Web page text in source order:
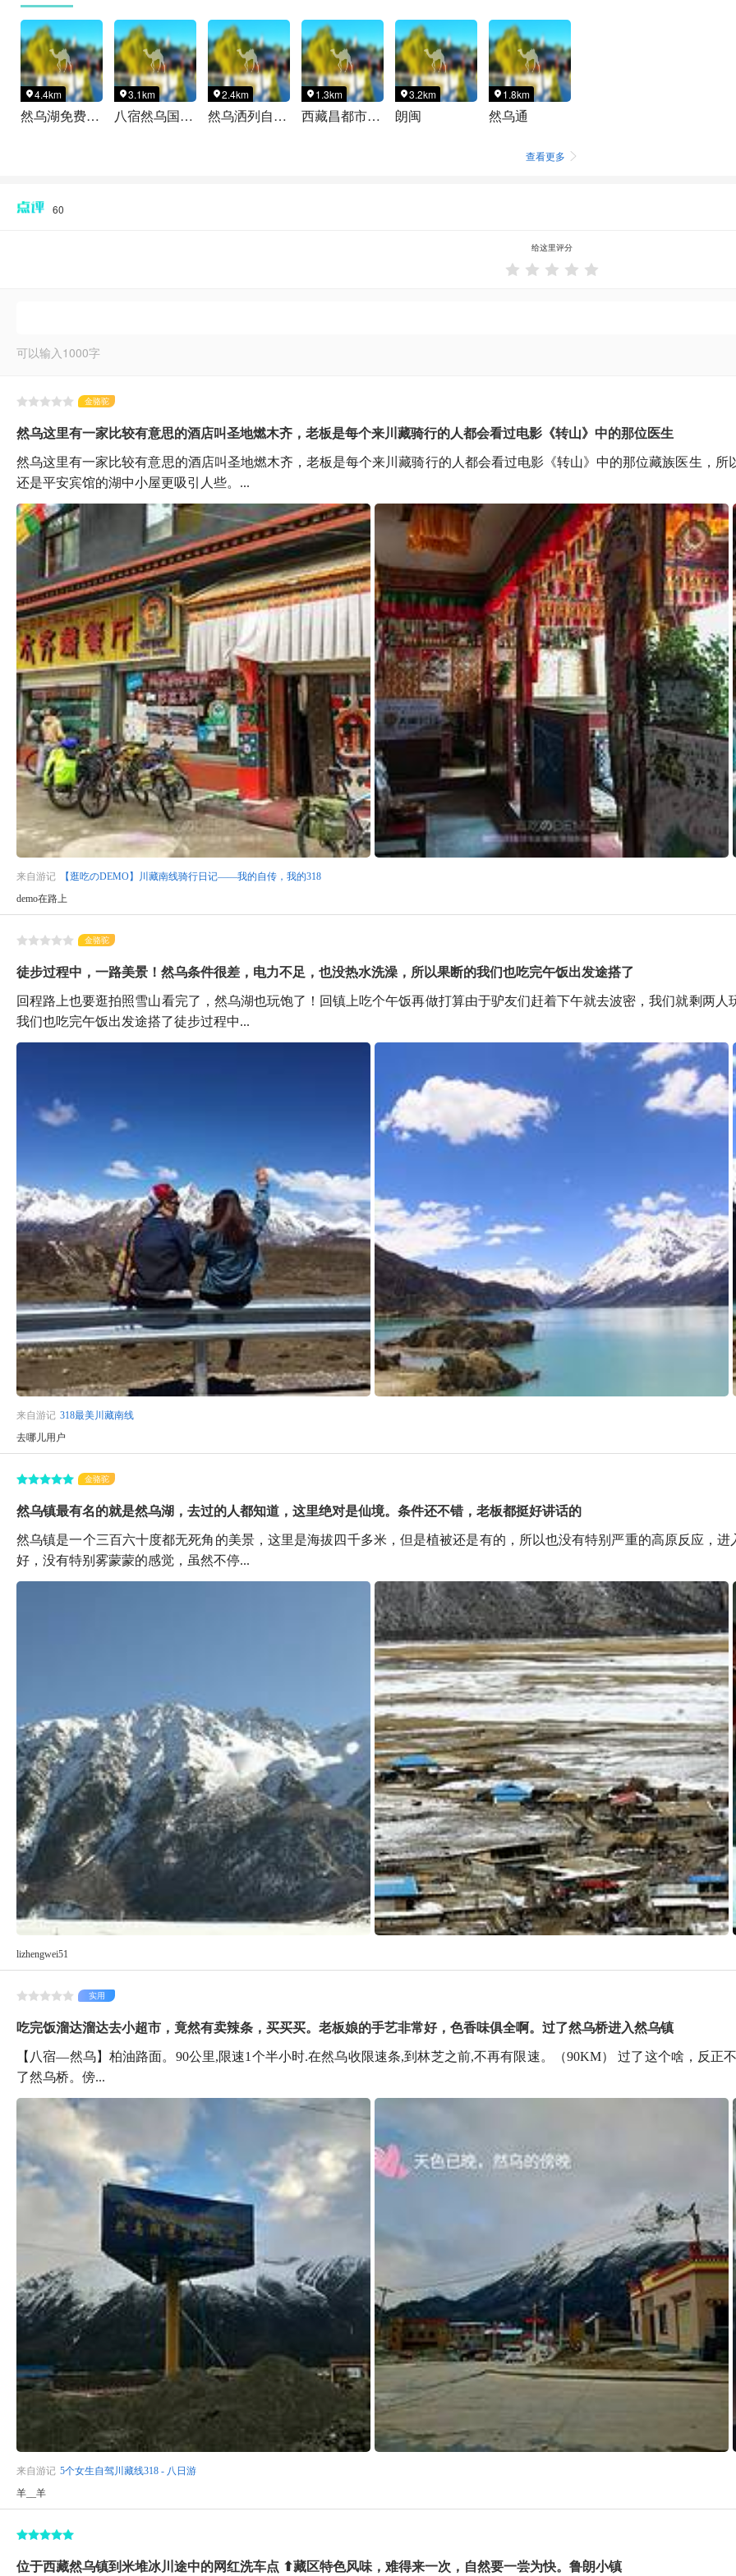
4.4km
然乌湖免费观景台
3.1km
八宿然乌国际自驾房车露营营地
2.4km
然乌洒列自驾露营地
 1.3km
西藏昌都市八宿县然乌湖免费露营地(趣汇友自驾游停车点)
3.2km
朗闽
 1.8km
然乌通
查看更多 
60
给这里评分
    
可以输入1000字
金骆驼
然乌这里有一家比较有意思的酒店叫圣地燃木齐，老板是每个来川藏骑行的人都会看过电影《转山》中的那位医生
然乌这里有一家比较有意思的酒店叫圣地燃木齐，老板是每个来川藏骑行的人都会看过电影《转山》中的那位藏族医生，
还是平安宾馆的湖中小屋更吸引人些。...
来自游记 【逛吃のDEMO】川藏南线骑行日记——我的自传，我的318
demo在路上
金骆驼
徒步过程中，一路美景！然乌条件很差，电力不足，也没热水洗澡，所以果断的我们也吃完午饭出发途搭了
回程路上也要逛拍照雪山看完了，然乌湖也玩饱了！回镇上吃个午饭再做打算由于驴友们赶着下午就去波密，我们就剩两
我们也吃完午饭出发途搭了徒步过程中...
来自游记 318最美川藏南线
去哪儿用户
金骆驼
然乌镇最有名的就是然乌湖，去过的人都知道，这里绝对是仙境。条件还不错，老板都挺好讲话的
然乌镇是一个三百六十度都无死角的美景，这里是海拔四千多米，但是植被还是有的，所以也没有特别严重的高原反应，
好，没有特别雾蒙蒙的感觉，虽然不停...
lizhengwei51
实用
吃完饭溜达溜达去小超市，竟然有卖辣条，买买买。老板娘的手艺非常好，色香味俱全啊。过了然乌桥进入然乌镇
【八宿—然乌】柏油路面。90公里,限速1个半小时.在然乌收限速条,到林芝之前,不再有限速。（90KM） 过了这个啥，反正
了然乌桥。傍...
来自游记 5个女生自驾川藏线318 - 八日游
羊__羊
位于西藏然乌镇到米堆冰川途中的网红洗车点 ⬆藏区特色风味，难得来一次，自然要一尝为快。鲁朗小镇